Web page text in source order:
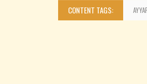
CONTENT TAGS: